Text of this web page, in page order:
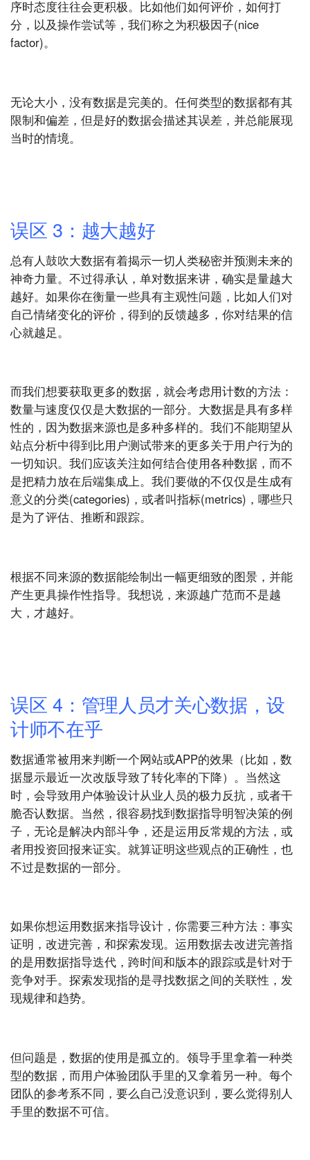
序时态度往往会更积极。比如他们如何评价，如何打
分，以及操作尝试等，我们称之为积极因子(nice
factor)。
无论大小，没有数据是完美的。任何类型的数据都有其
限制和偏差，但是好的数据会描述其误差，并总能展现
当时的情境。
误区 3：越大越好
总有人鼓吹大数据有着揭示一切人类秘密并预测未来的
神奇力量。不过得承认，单对数据来讲，确实是量越大
越好。如果你在衡量一些具有主观性问题，比如人们对
自己情绪变化的评价，得到的反馈越多，你对结果的信
心就越足。
而我们想要获取更多的数据，就会考虑用计数的方法：
数量与速度仅仅是大数据的一部分。大数据是具有多样
性的，因为数据来源也是多种多样的。我们不能期望从
站点分析中得到比用户测试带来的更多关于用户行为的
一切知识。我们应该关注如何结合使用各种数据，而不
是把精力放在后端集成上。我们要做的不仅仅是生成有
意义的分类(categories)，或者叫指标(metrics)，哪些只
是为了评估、推断和跟踪。
根据不同来源的数据能绘制出一幅更细致的图景，并能
产生更具操作性指导。我想说，来源越广范而不是越
大，才越好。
误区 4：管理人员才关心数据，设
计师不在乎
数据通常被用来判断一个网站或APP的效果（比如，数
据显示最近一次改版导致了转化率的下降）。当然这
时，会导致用户体验设计从业人员的极力反抗，或者干
脆否认数据。当然，很容易找到数据指导明智决策的例
子，无论是解决内部斗争，还是运用反常规的方法，或
者用投资回报来证实。就算证明这些观点的正确性，也
不过是数据的一部分。
如果你想运用数据来指导设计，你需要三种方法：事实
证明，改进完善，和探索发现。运用数据去改进完善指
的是用数据指导迭代，跨时间和版本的跟踪或是针对于
竞争对手。探索发现指的是寻找数据之间的关联性，发
现规律和趋势。
但问题是，数据的使用是孤立的。领导手里拿着一种类
型的数据，而用户体验团队手里的又拿着另一种。每个
团队的参考系不同，要么自己没意识到，要么觉得别人
手里的数据不可信。